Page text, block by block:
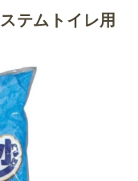
テムトイレ用